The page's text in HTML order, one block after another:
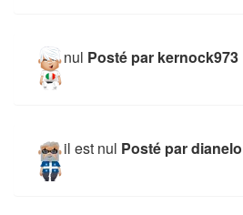
nul Posté par kernock973
il est nul Posté par dianelo